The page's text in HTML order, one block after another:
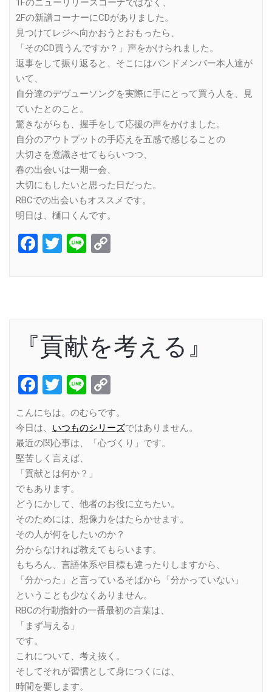
1Fのニューリリースコーナではなく、
2Fの新譜コーナーにCDがありました。
見つけてレジへ向かおうとおもったら、
「そのCD買うんですか？」声をかけられました。
返事をして振り返ると、そこにはバンドメンバー本人達が
いて、
自分達のデヴューソングを実際に手にとって買う人を、見
ていたとのこと。
驚きながらも、握手をして応援の声をかけました。
自分のアウトプットの手応えを五感で感じることの
大切さを意識させてもらいつつ、
春の出会いは一期一会、
大切にもしたいと思った日だった。
RBCでの出会いもオススメです。
明日は、樋口くんです。
Facebook
Twitter
Line
『貢献を考える』
Facebook
Twitter
Line
Link
こんにちは。のむらです。
今日は、 いつものシリーズではありません。
最近の関心事は、「心づくり」です。
堅苦しく言えば、
「貢献とは何か？」
でもあります。
どうにかして、他者のお役に立ちたい。
そのためには、想像力をはたらかせます。
その人が何をしたいのか？
分からなければ教えてもらいます。
もちろん、言語体系や目標も違ったりしますから、
「分かった」と言っているそばから「分かっていない」
ということも少なくありません。
RBCの行動指針の一番最初の言葉は、
「まず与える」
です。
これについて、考え抜く。
そしてそれが習慣として身につくには、
時間を要します。